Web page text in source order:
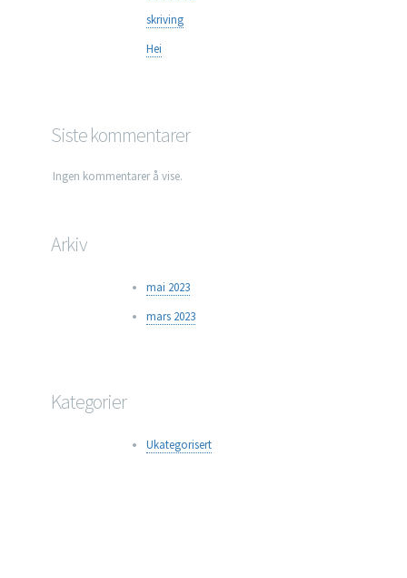
skriving
Hei
Siste kommentarer
Ingen kommentarer å vise.
Arkiv
mai 2023
mars 2023
Kategorier
Ukategorisert